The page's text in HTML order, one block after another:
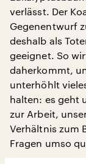
verlässt. Der
Gegenentwurf
deshalb als
geeignet. So
daherkommt,
unterhöhlt
halten: es geht
zur Arbeit,
Verhältnis zum
Fragen umso